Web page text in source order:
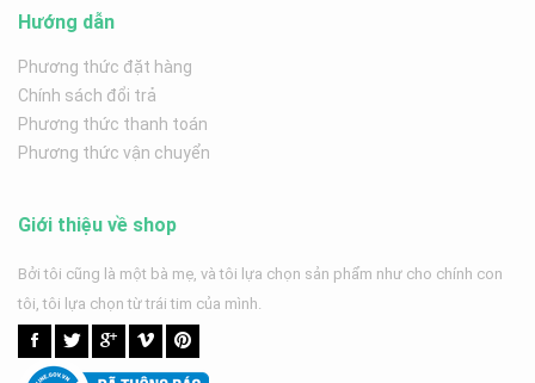
Hướng dẫn
Phương thức đặt hàng
Chính sách đổi trả
Phương thức thanh toán
Phương thức vận chuyển
Giới thiệu về shop
Bởi tôi cũng là một bà mẹ, và tôi lựa chọn sản phẩm như cho chính con
tôi, tôi lựa chọn từ trái tim của mình.